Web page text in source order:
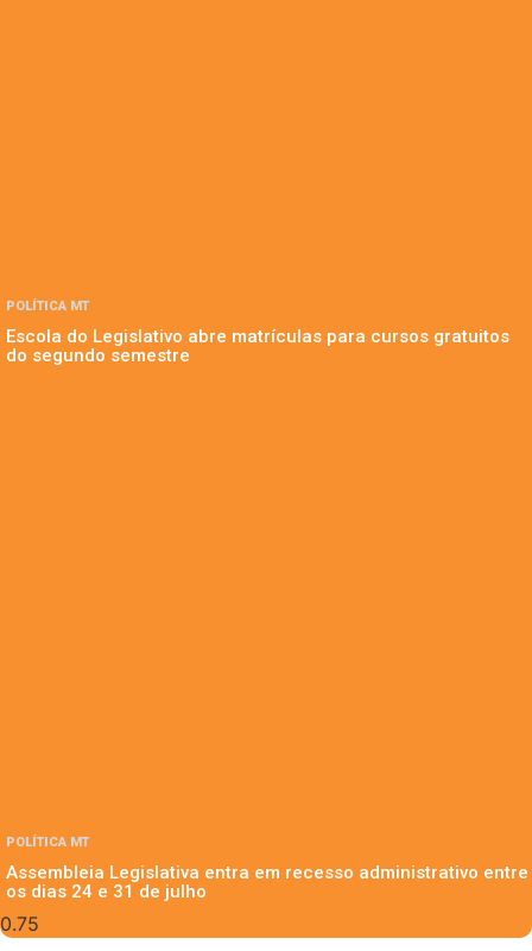
POLÍTICA MT
Escola do Legislativo abre matrículas para cursos gratuitos
do segundo semestre
POLÍTICA MT
Assembleia Legislativa entra em recesso administrativo entre
os dias 24 e 31 de julho